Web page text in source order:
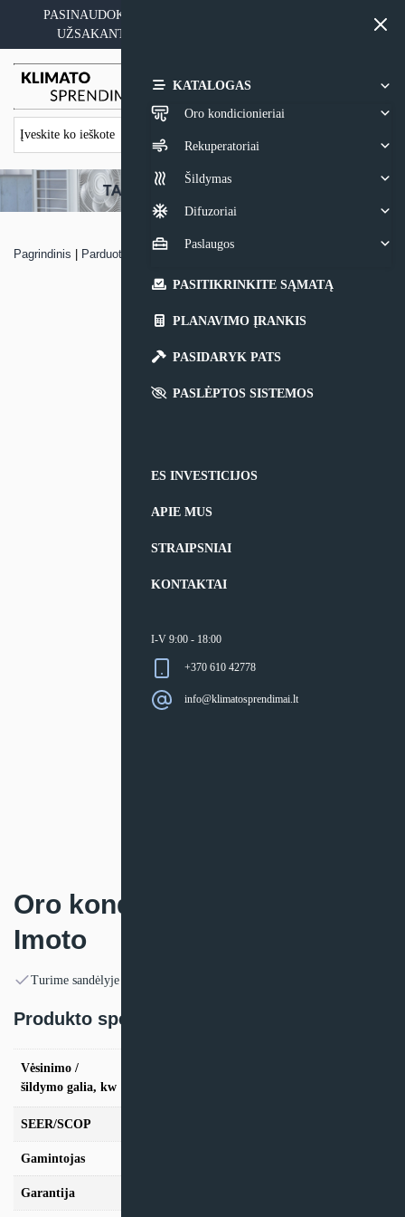
content
PASINAUDOKITE YPATINGAIS KAINOS PASIŪLYMAIS
UŽSAKANT ĮRANGĄ SU MONTAVIMO PASLAUGA
KATALOGAS
Oro kondicionieriai
Rekuperatoriai
Šildymas
Difuzoriai
Paslaugos
PASITIKRINKITE SĄMATĄ
PLANAVIMO ĮRANKIS
PASIDARYK PATS
PASLĖPTOS SISTEMOS
ES INVESTICIJOS
APIE MUS
STRAIPSNIAI
KONTAKTAI
I-V 9:00 - 18:00
+370 610 42778
info@klimatosprendimai.lt
Pagrindinis Parduotuvė Oro kondicionierius Rotenso Imoto
Oro kondicionierius Rotenso
Imoto
Turime sandėlyje
Produkto specifikacija:
Vėsinimo /
šildymo galia, kw
SEER/SCOP
Gamintojas
Garantija